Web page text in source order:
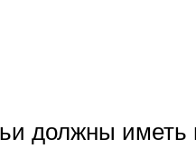
должны иметь